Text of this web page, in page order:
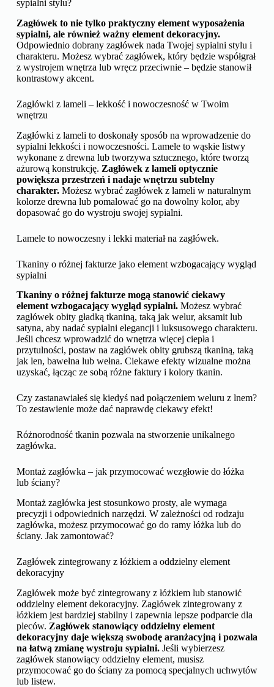
sypialni stylu?
Zagłówek to nie tylko praktyczny element wyposażenia
sypialni, ale również ważny element dekoracyjny.
Odpowiednio dobrany zagłówek nada Twojej sypialni stylu i
charakteru. Możesz wybrać zagłówek, który będzie współgrał
z wystrojem wnętrza lub wręcz przeciwnie – będzie stanowił
kontrastowy akcent.
Zagłówki z lameli – lekkość i nowoczesność w Twoim
wnętrzu
Zagłówki z lameli to doskonały sposób na wprowadzenie do
sypialni lekkości i nowoczesności. Lamele to wąskie listwy
wykonane z drewna lub tworzywa sztucznego, które tworzą
ażurową konstrukcję. Zagłówek z lameli optycznie
powiększa przestrzeń i nadaje wnętrzu subtelny
charakter.Możesz wybrać zagłówek z lameli w naturalnym
kolorze drewna lub pomalować go na dowolny kolor, aby
dopasować go do wystroju swojej sypialni.
Lamele to nowoczesny i lekki materiał na zagłówek.
Tkaniny o różnej fakturze jako element wzbogacający wygląd
sypialni
Tkaniny o różnej fakturze mogą stanowić ciekawy
element wzbogacający wygląd sypialni.Możesz wybrać
zagłówek obity gładką tkaniną, taką jak welur, aksamit lub
satyna, aby nadać sypialni elegancji i luksusowego charakteru.
Jeśli chcesz wprowadzić do wnętrza więcej ciepła i
przytulności, postaw na zagłówek obity grubszą tkaniną, taką
jak len, bawełna lub wełna. Ciekawe efekty wizualne można
uzyskać, łącząc ze sobą różne faktury i kolory tkanin.
Czy zastanawiałeś się kiedyś nad połączeniem weluru z lnem?
To zestawienie może dać naprawdę ciekawy efekt!
Różnorodność tkanin pozwala na stworzenie unikalnego
zagłówka.
Montaż zagłówka – jak przymocować wezgłowie do łóżka
lub ściany?
Montaż zagłówka jest stosunkowo prosty, ale wymaga
precyzji i odpowiednich narzędzi. W zależności od rodzaju
zagłówka, możesz przymocować go do ramy łóżka lub do
ściany. Jak zamontować?
Zagłówek zintegrowany z łóżkiem a oddzielny element
dekoracyjny
Zagłówek może być zintegrowany z łóżkiem lub stanowić
oddzielny element dekoracyjny. Zagłówek zintegrowany z
łóżkiem jest bardziej stabilny i zapewnia lepsze podparcie dla
pleców. Zagłówek stanowiący oddzielny element
dekoracyjny daje większą swobodę aranżacyjną i pozwala
na łatwą zmianę wystroju sypialni.Jeśli wybierzesz
zagłówek stanowiący oddzielny element, musisz
przymocować go do ściany za pomocą specjalnych uchwytów
lub listew.